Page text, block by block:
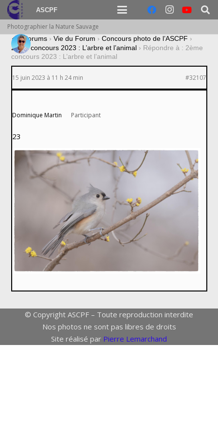
ASCPF
Photographier la Nature Sauvage
› Forums › Vie du Forum › Concours photo de l’ASCPF ›
2ème concours 2023 : L’arbre et l’animal › Répondre à : 2ème
concours 2023 : L’arbre et l’animal
15 juin 2023 à 11 h 24 min #32107
Dominique Martin Participant
23
© Copyright ASCPF – Toute reproduction interdite
Nos photos ne sont pas libres de droits
Site réalisé par Pierre Lemarchand